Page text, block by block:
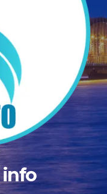
info